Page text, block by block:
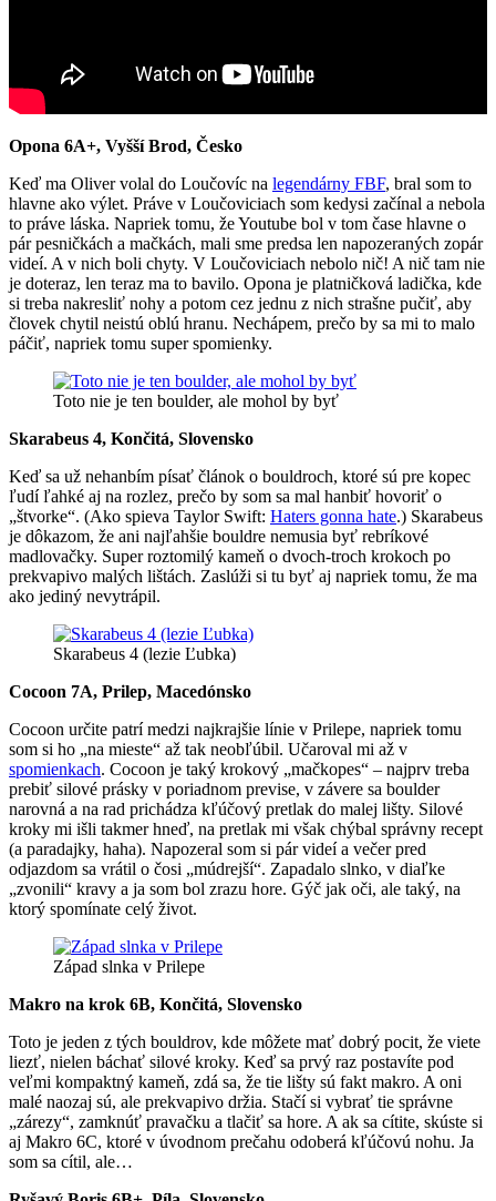
Opona 6A+, Vyšší Brod, Česko
Keď ma Oliver volal do Loučovíc na legendárny FBF, bral som to
hlavne ako výlet. Práve v Loučoviciach som kedysi začínal a nebola
to práve láska. Napriek tomu, že Youtube bol v tom čase hlavne o
pár pesničkách a mačkách, mali sme predsa len napozeraných zopár
videí. A v nich boli chyty. V Loučoviciach nebolo nič! A nič tam nie
je doteraz, len teraz ma to bavilo. Opona je platničková ladička, kde
si treba nakresliť nohy a potom cez jednu z nich strašne pučiť, aby
človek chytil neistú oblú hranu. Nechápem, prečo by sa mi to malo
páčiť, napriek tomu super spomienky.
Toto nie je ten boulder, ale mohol by byť
Skarabeus 4, Končitá, Slovensko
Keď sa už nehanbím písať článok o bouldroch, ktoré sú pre kopec
ľudí ľahké aj na rozlez, prečo by som sa mal hanbiť hovoriť o
„štvorke“. (Ako spieva Taylor Swift: Haters gonna hate.) Skarabeus
je dôkazom, že ani najľahšie bouldre nemusia byť rebríkové
madlovačky. Super roztomilý kameň o dvoch-troch krokoch po
prekvapivo malých lištách. Zaslúži si tu byť aj napriek tomu, že ma
ako jediný nevytrápil.
Skarabeus 4 (lezie Ľubka)
Cocoon 7A, Prilep, Macedónsko
Cocoon určite patrí medzi najkrajšie línie v Prilepe, napriek tomu
som si ho „na mieste“ až tak neobľúbil. Učaroval mi až v
spomienkach. Cocoon je taký krokový „mačkopes“ – najprv treba
prebiť silové prásky v poriadnom previse, v závere sa boulder
narovná a na rad prichádza kľúčový pretlak do malej lišty. Silové
kroky mi išli takmer hneď, na pretlak mi však chýbal správny recept
(a paradajky, haha). Napozeral som si pár videí a večer pred
odjazdom sa vrátil o čosi „múdrejší“. Zapadalo slnko, v diaľke
„zvonili“ kravy a ja som bol zrazu hore. Gýč jak oči, ale taký, na
ktorý spomínate celý život.
Západ slnka v Prilepe
Makro na krok 6B, Končitá, Slovensko
Toto je jeden z tých bouldrov, kde môžete mať dobrý pocit, že viete
liezť, nielen báchať silové kroky. Keď sa prvý raz postavíte pod
veľmi kompaktný kameň, zdá sa, že tie lišty sú fakt makro. A oni
malé naozaj sú, ale prekvapivo držia. Stačí si vybrať tie správne
„zárezy“, zamknúť pravačku a tlačiť sa hore. A ak sa cítite, skúste si
aj Makro 6C, ktoré v úvodnom prečahu odoberá kľúčovú nohu. Ja
som sa cítil, ale…